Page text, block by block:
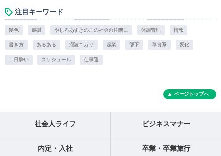
注目キーワード
髪色 感謝 やしろあずきのこの社会の片隅に 体調管理 情報
書き方 あるある 瀧波ユカリ 起業 部下 草食系 変化
二日酔い スケジュール 仕事運
ページトップへ
社会人ライフ ビジネスマナー
内定・入社 卒業・卒業旅行